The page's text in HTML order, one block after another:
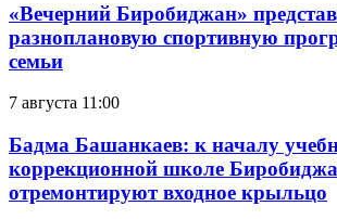
«Вечерний Биробиджан»
разноплановую спортивную
семьи
7 августа 11:00
Бадма Башанкаев: к началу
коррекционной школе
отремонтируют входное крыльцо